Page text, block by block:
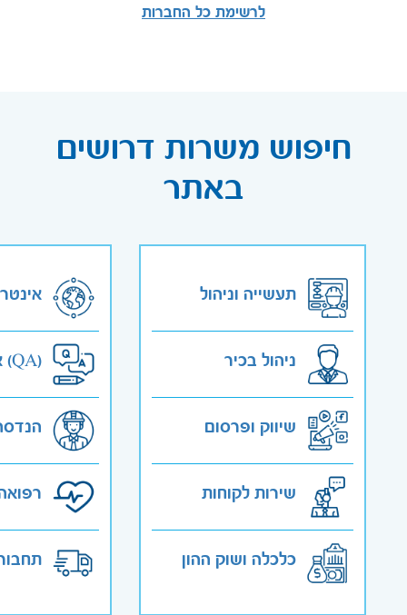
לרשימת כל החברות
חיפוש משרות דרושים
באתר
תעשייה וניהול
ניהול בכיר
שיווק ופרסום
שירות לקוחות
כלכלה ושוק ההון
אבטחת איכות (QA)